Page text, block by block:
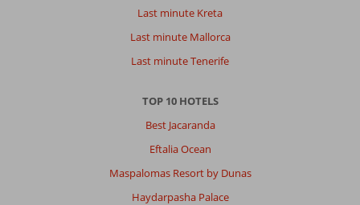
Last minute Kreta
Last minute Mallorca
Last minute Tenerife
TOP 10 HOTELS
Best Jacaranda
Eftalia Ocean
Maspalomas Resort by Dunas
Haydarpasha Palace